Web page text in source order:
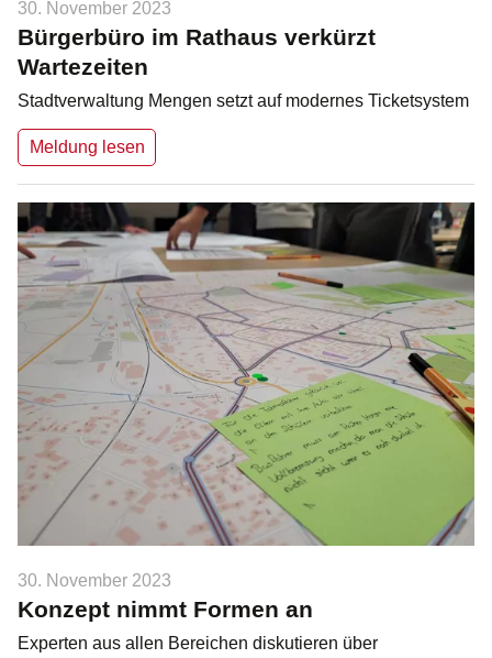
30. November 2023
Bürgerbüro im Rathaus verkürzt
Wartezeiten
Stadtverwaltung Mengen setzt auf modernes Ticketsystem
Meldung lesen
30. November 2023
Konzept nimmt Formen an
Experten aus allen Bereichen diskutieren über